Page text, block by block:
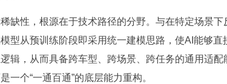
缺性，根源在于技术路径的分野。与在特定场景
型从预训练阶段即采用统一建模思路，使AI能够
辑，从而具备跨车型、跨场景、跨任务的通用适
一个“一通百通”的底层能力重构。